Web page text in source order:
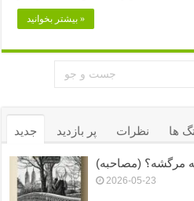
بیشتر بخوانید »
جدید پر بازدید نظرات ها
مرگشه؟ (مصاحبه)
2026-05-23